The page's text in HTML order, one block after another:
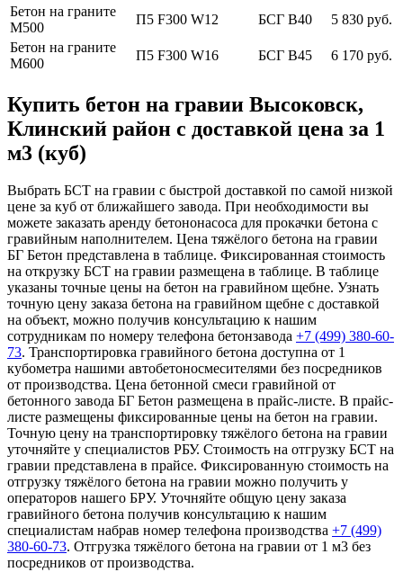
Бетон на граните
М500
П5 F300 W12 БСГ В40
5 830 руб.
Бетон на граните
М600
П5 F300 W16 БСГ В45 6 170 руб.
Купить бетон на гравии Высоковск,
Клинский район с доставкой цена за 1
м3 (куб)
Выбрать БСТ на гравии с быстрой доставкой по самой низкой
цене за куб от ближайшего завода. При необходимости вы
можете заказать аренду бетононасоса для прокачки бетона с
гравийным наполнителем. Цена тяжёлого бетона на гравии
БГ Бетон представлена в таблице. Фиксированная стоимость
на открузку БСТ на гравии размещена в таблице. В таблице
указаны точные цены на бетон на гравийном щебне. Узнать
точную цену заказа бетона на гравийном щебне с доставкой
на объект, можно получив консультацию к нашим
сотрудникам по номеру телефона бетонзавода +7 (499) 380-60-
73. Транспортировка гравийного бетона доступна от 1
кубометра нашими автобетоносмесителями без посредников
от производства. Цена бетонной смеси гравийной от
бетонного завода БГ Бетон размещена в прайс-листе. В прайс-
листе размещены фиксированные цены на бетон на гравии.
Точную цену на транспортировку тяжёлого бетона на гравии
уточняйте у специалистов РБУ. Стоимость на отгрузку БСТ на
гравии представлена в прайсе. Фиксированную стоимость на
отгрузку тяжёлого бетона на гравии можно получить у
операторов нашего БРУ. Уточняйте общую цену заказа
гравийного бетона получив консультацию к нашим
специалистам набрав номер телефона производства +7 (499)
380-60-73. Отгрузка тяжёлого бетона на гравии от 1 м3 без
посредников от производства.